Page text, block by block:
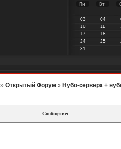
Пн Вт
03 04
10
11
17
18
24
25
31
» Открытый Форум » Нубо-сервера +
Сообщение: